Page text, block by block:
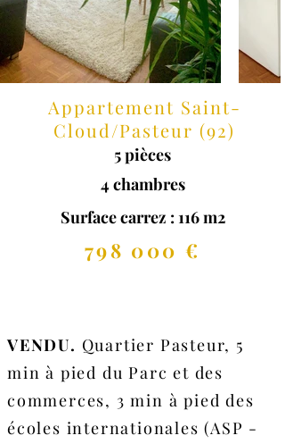
Appartement Saint-
Cloud/Pasteur (92)
5 pièces
4 chambres
Surface carrez : 116 m2
798 000 €
VENDU. Quartier Pasteur, 5
min à pied du Parc et des
commerces, 3 min à pied des
écoles internationales (ASP -